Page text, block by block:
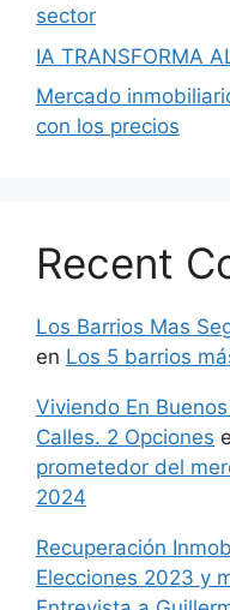
sector
IA TRANSFORMA
Mercado
con los precios
Recent
Los Barrios Mas
en Los 5 barrios
Viviendo En
Calles. 2 Opciones
prometedor del
2024
Recuperación
Elecciones 2023 y